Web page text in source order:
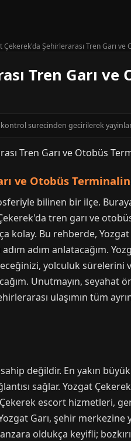
Çekerek'da Şehirlerarası Tren Garı ve
Tren Garı
kontrol surecinden gecirilerek
ve Otobüs
bilinen bir ilçe.
tren garı ve
kolay. Bu rehberde,
adım anlatacağım.
yolculuk sürelerini
Unutmayın, seyahat
ulaşımın tüm
değildir. En yakın
sağlar. Yozgat
escort hizmetleri,
Garı, şehir
oldukça keyifli;